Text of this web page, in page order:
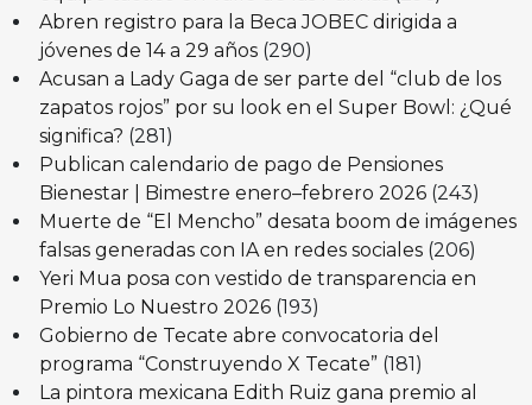
Abren registro para la Beca JOBEC dirigida a
jóvenes de 14 a 29 años (290)
Acusan a Lady Gaga de ser parte del “club de los
zapatos rojos” por su look en el Super Bowl: ¿Qué
significa? (281)
Publican calendario de pago de Pensiones
Bienestar | Bimestre enero–febrero 2026 (243)
Muerte de “El Mencho” desata boom de imágenes
falsas generadas con IA en redes sociales (206)
Yeri Mua posa con vestido de transparencia en
Premio Lo Nuestro 2026 (193)
Gobierno de Tecate abre convocatoria del
programa “Construyendo X Tecate” (181)
La pintora mexicana Edith Ruiz gana premio al